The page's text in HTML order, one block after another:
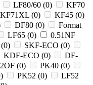
LF80/60 (0)
KF70
KF71XL (0) KF45 (0)
DF80 (0)
Format
LF65 (0)
0.51NF
(0) SKF-ECO (0)
KDF-ECO (0)
DF-
(0) PK40 (0)
) PK52 (0)
LF52